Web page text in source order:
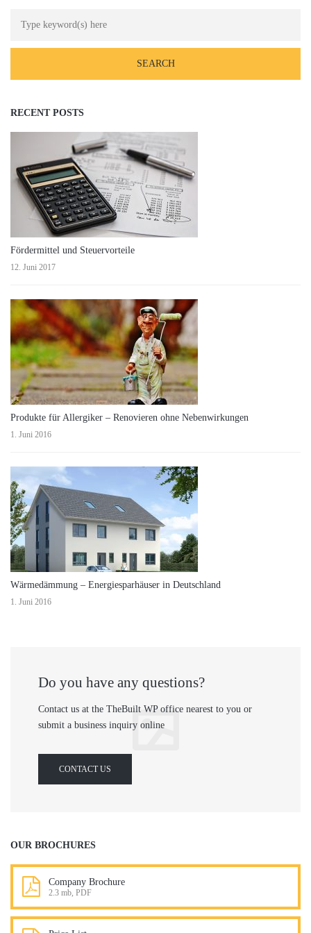
RECENT POSTS
Fördermittel und Steuervorteile
12. Juni 2017
Produkte für Allergiker – Renovieren ohne Nebenwirkungen
1. Juni 2016
Wärmedämmung – Energiesparhäuser in Deutschland
1. Juni 2016
Do you have any questions?
Contact us at the TheBuilt WP office nearest to you or
submit a business inquiry online
CONTACT US
OUR BROCHURES
Company Brochure
2.3 mb, PDF